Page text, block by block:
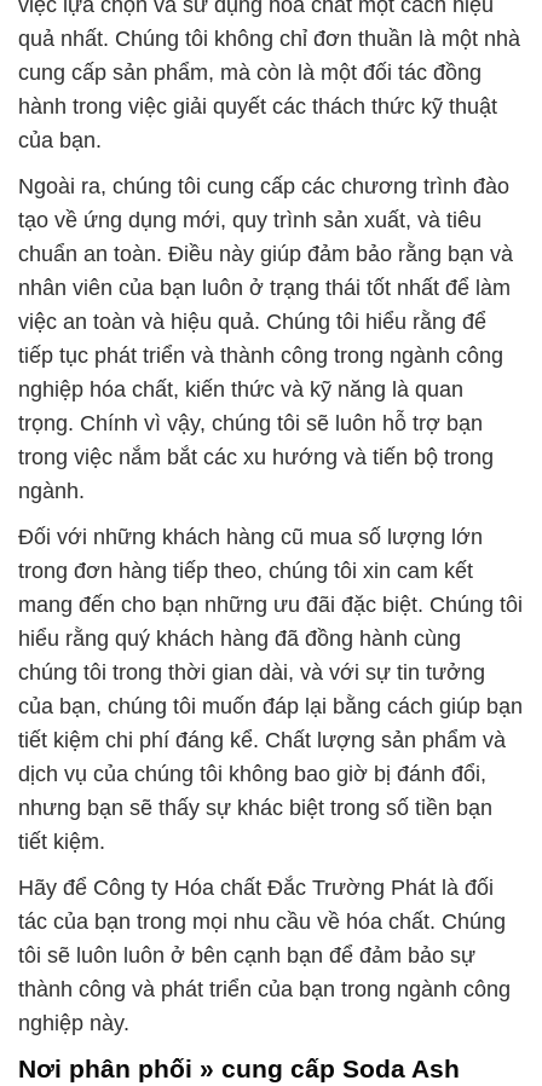
việc lựa chọn và sử dụng hóa chất một cách hiệu
quả nhất. Chúng tôi không chỉ đơn thuần là một nhà
cung cấp sản phẩm, mà còn là một đối tác đồng
hành trong việc giải quyết các thách thức kỹ thuật
của bạn.
Ngoài ra, chúng tôi cung cấp các chương trình đào
tạo về ứng dụng mới, quy trình sản xuất, và tiêu
chuẩn an toàn. Điều này giúp đảm bảo rằng bạn và
nhân viên của bạn luôn ở trạng thái tốt nhất để làm
việc an toàn và hiệu quả. Chúng tôi hiểu rằng để
tiếp tục phát triển và thành công trong ngành công
nghiệp hóa chất, kiến thức và kỹ năng là quan
trọng. Chính vì vậy, chúng tôi sẽ luôn hỗ trợ bạn
trong việc nắm bắt các xu hướng và tiến bộ trong
ngành.
Đối với những khách hàng cũ mua số lượng lớn
trong đơn hàng tiếp theo, chúng tôi xin cam kết
mang đến cho bạn những ưu đãi đặc biệt. Chúng tôi
hiểu rằng quý khách hàng đã đồng hành cùng
chúng tôi trong thời gian dài, và với sự tin tưởng
của bạn, chúng tôi muốn đáp lại bằng cách giúp bạn
tiết kiệm chi phí đáng kể. Chất lượng sản phẩm và
dịch vụ của chúng tôi không bao giờ bị đánh đổi,
nhưng bạn sẽ thấy sự khác biệt trong số tiền bạn
tiết kiệm.
Hãy để Công ty Hóa chất Đắc Trường Phát là đối
tác của bạn trong mọi nhu cầu về hóa chất. Chúng
tôi sẽ luôn luôn ở bên cạnh bạn để đảm bảo sự
thành công và phát triển của bạn trong ngành công
nghiệp này.
Nơi phân phối » cung cấp Soda Ash